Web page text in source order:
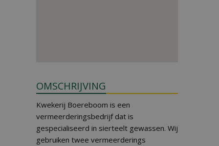
OMSCHRIJVING
Kwekerij Boereboom is een
vermeerderingsbedrijf dat is
gespecialiseerd in sierteelt gewassen. Wij
gebruiken twee vermeerderings